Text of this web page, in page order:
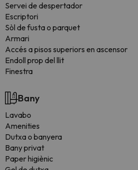
Servei de despertador
Escriptori
Sòl de fusta o parquet
Armari
Accés a pisos superiors en ascensor
Endoll prop del llit
Finestra
Bany
Lavabo
Amenities
Dutxa o banyera
Bany privat
Paper higiènic